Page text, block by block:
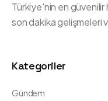
Türkiye'nin en
son dakika gelişmeleri
Kategoriler
Gündem